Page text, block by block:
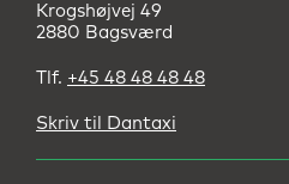
Krogshøjvej 49
2880 Bagsværd
Tlf. +45 48 48 48 48
Skriv til Dantaxi